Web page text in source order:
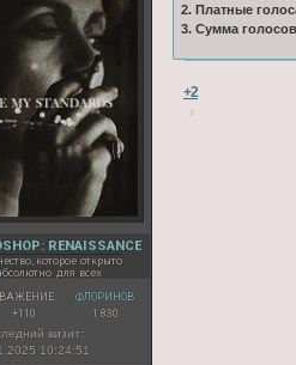
RENAISSANCE
которое открыто
для всех
+110
ФЛОРИНОВ:
1 830
визит:
10:24:51
2. Платные
3. Сумма
+2